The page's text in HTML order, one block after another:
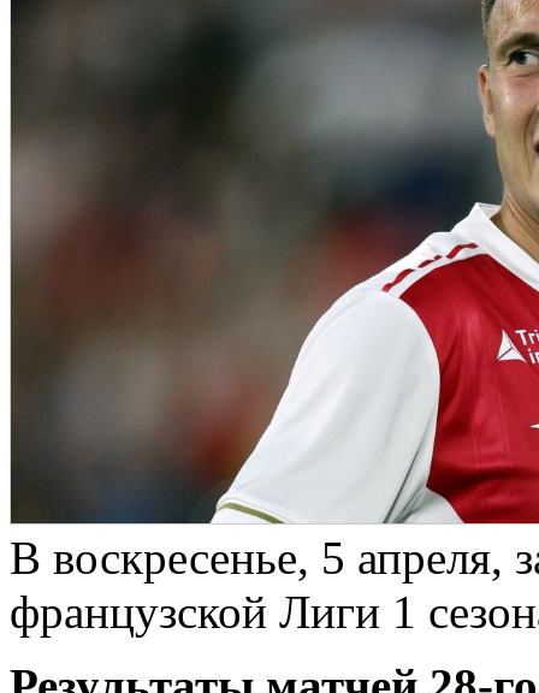
В воскресенье, 5 апреля,
французской Лиги 1